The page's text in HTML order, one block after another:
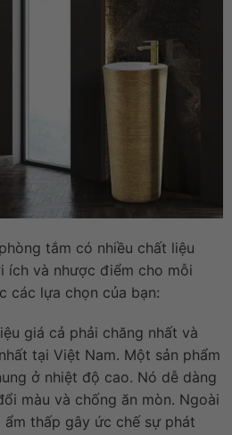
tắm có nhiều chất liệu
ích và nhược điểm cho mỗi
các lựa chọn của bạn:
giá cả phải chăng nhất và
tại Việt Nam. Một sản phẩm
ở nhiệt độ cao. Nó dễ dàng
màu và chống ăn mòn. Ngoài
thấp gây ức chế sự phát